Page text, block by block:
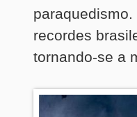
recordes
tornando-se a